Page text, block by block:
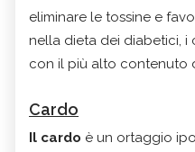
eliminare le tossine e
nella dieta dei diabetici, i
con il più alto contenuto
Cardo
Il cardo è un ortaggio